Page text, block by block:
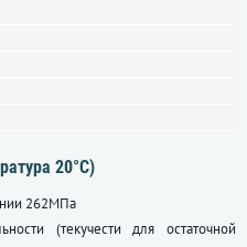
20°С)
262МПа
(текучести для остаточной